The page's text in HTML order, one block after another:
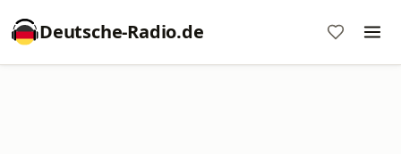
Deutsche-Radio.de